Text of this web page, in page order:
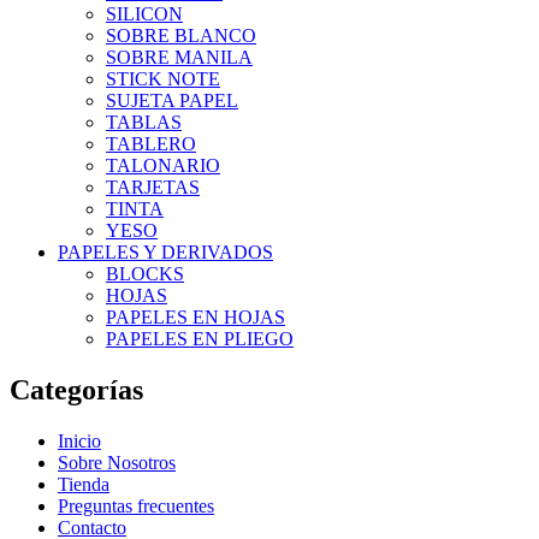
SILICON
SOBRE BLANCO
SOBRE MANILA
STICK NOTE
SUJETA PAPEL
TABLAS
TABLERO
TALONARIO
TARJETAS
TINTA
YESO
PAPELES Y DERIVADOS
BLOCKS
HOJAS
PAPELES EN HOJAS
PAPELES EN PLIEGO
Categorías
Inicio
Sobre Nosotros
Tienda
Preguntas frecuentes
Contacto